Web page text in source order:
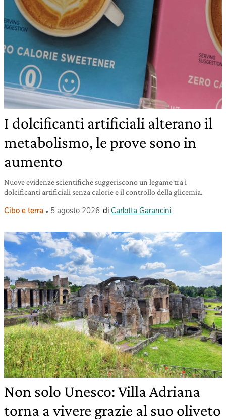
I dolcificanti artificiali alterano il
metabolismo, le prove sono in
aumento
Nuove evidenze scientifiche suggeriscono un legame tra i
dolcificanti artificiali senza calorie e il controllo della glicemia.
Cibo e terra 5 agosto 2026 di Carlotta Garancini
Non solo Unesco: Villa Adriana
torna a vivere grazie al suo oliveto